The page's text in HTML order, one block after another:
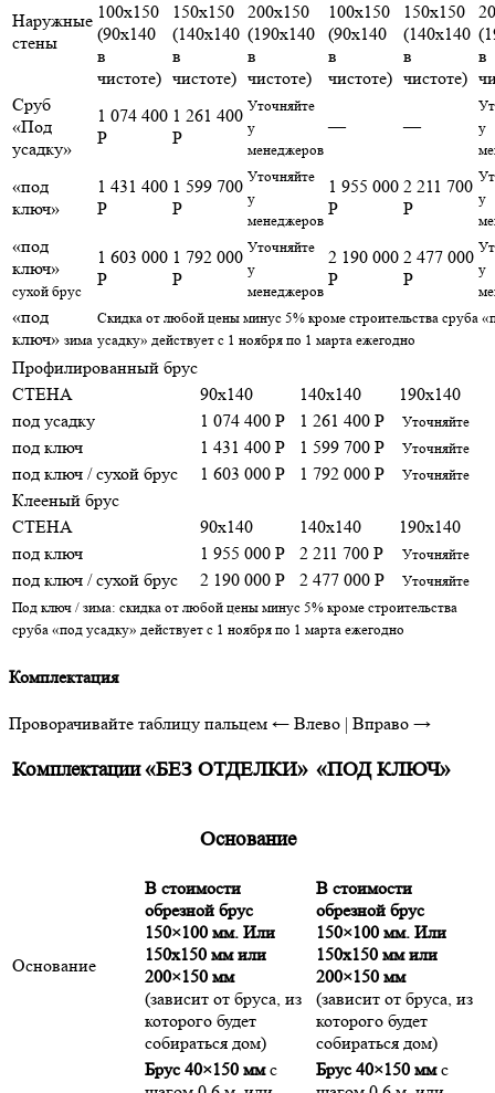
Наружные
стены
100х150
(90х140
в
чистоте)
150х150
(140х140
в
чистоте)
200х150
(190х140
в
чистоте)
100х150
(90х140
в
чистоте)
150х150
(140х140
в
чистоте)
в
Сруб
«Под
усадку»
1 074 400
Р
1 261 400
Р
Уточняйте
у
менеджеров
— —
у
«под
ключ»
1 431 400
Р
1 599 700
Р
Уточняйте
у
менеджеров
1 955 000
Р
2 211 700
Р
у
«под
ключ»
сухой брус
1 603 000
Р
1 792 000
Р
Уточняйте
у
менеджеров
2 190 000
Р
2 477 000
Р
у
«под
ключ» зима
Скидка от любой цены минус 5% кроме строительства сруба
усадку» действует с 1 ноября по 1 марта ежегодно
Профилированный брус
СТЕНА
90x140 140x140
190x140
под усадку
1 074 400 Р 1 261 400 Р Уточняйте
под ключ 1 431 400 Р 1 599 700 Р Уточняйте
под ключ / сухой брус 1 603 000 Р 1 792 000 Р Уточняйте
Клееный брус
СТЕНА
90x140 140x140
190x140
под ключ
1 955 000 Р 2 211 700 Р Уточняйте
под ключ / сухой брус 2 190 000 Р 2 477 000 Р
Уточняйте
Под ключ / зима: скидка от любой цены минус 5% кроме строительства
сруба «под усадку» действует с 1 ноября по 1 марта ежегодно
Комплектация
Проворачивайте таблицу пальцем ← Влево | Вправо →
Комплектации«БЕЗ ОТДЕЛКИ» «ПОД КЛЮЧ»
Основание
Основание
В стоимости
обрезной брус
150×100 мм. Или
150х150 мм или
200×150 мм
(зависит от бруса, из
которого будет
собираться дом)
В стоимости
обрезной брус
150×100 мм. Или
150х150 мм или
200×150 мм
(зависит от бруса, из
которого будет
собираться дом)
Брус 40×150 ммс
Брус 40×150 ммс